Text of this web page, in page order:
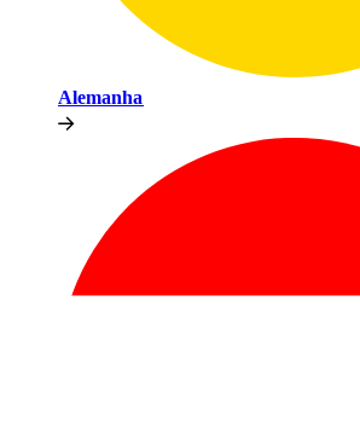
Alemanha​​